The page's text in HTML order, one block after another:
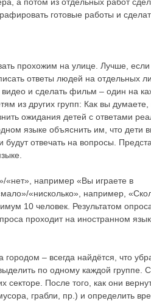
готовые работы и
прохожим на улице. Лучше, если
ответы людей на отдельных
и сделать фильм – один на
из других групп: Как вы
ожидания детей с ответами
языке объяснить им, что дети
отвечать на вопросы.
«нет», например «Вы играете в
«нисколько», например,
10 человек. Результатом
проходит на иностранном
– всегда найдётся, что
по одному каждой группе.
секторе. После того, как они
грабли, пр.) и определить